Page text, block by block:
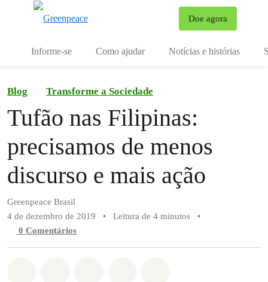
Doe agora
Informe-se Como ajudar Notícias e histórias
Blog Transforme a Sociedade
Tufão nas Filipinas:
precisamos de menos
discurso e mais ação
Greenpeace Brasil
4 de dezembro de 2019
• Leitura de 4 minutos
•
0 Comentários